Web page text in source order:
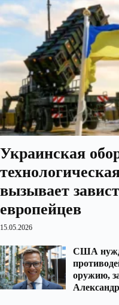
Украинская
вызывает
европейцев
15.05.2026
США
оружию,